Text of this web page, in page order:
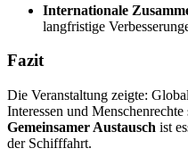
Internationale
langfristige
Fazit
Die Veranstaltung zeigte:
Interessen und
Gemeinsamer Austausch ist
der Schifffahrt.